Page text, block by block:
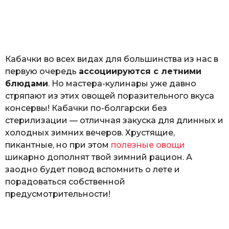
Кабачки во всех видах для большинства из нас в
первую очередь ассоциируются с летними
блюдами. Но мастера-кулинары уже давно
стряпают из этих овощей поразительного вкуса
консервы! Кабачки по-болгарски без
стерилизации — отличная закуска для длинных и
холодных зимних вечеров. Хрустящие,
пикантные, но при этом полезные овощи
шикарно дополнят твой зимний рацион. А
заодно будет повод вспомнить о лете и
порадоваться собственной
предусмотрительности!